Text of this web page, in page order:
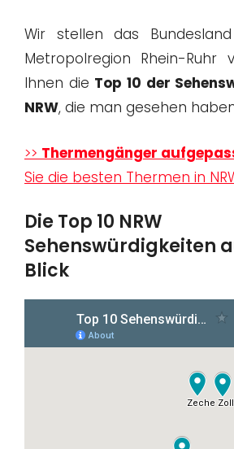
Wir stellen das
Metropolregion Rhein-Ruhr
Ihnen die Top 10 der
NRW, die man gesehen
>> Thermengänger
Sie die besten Thermen in
Die Top 10 NRW
Sehenswürdigkeiten
Blick